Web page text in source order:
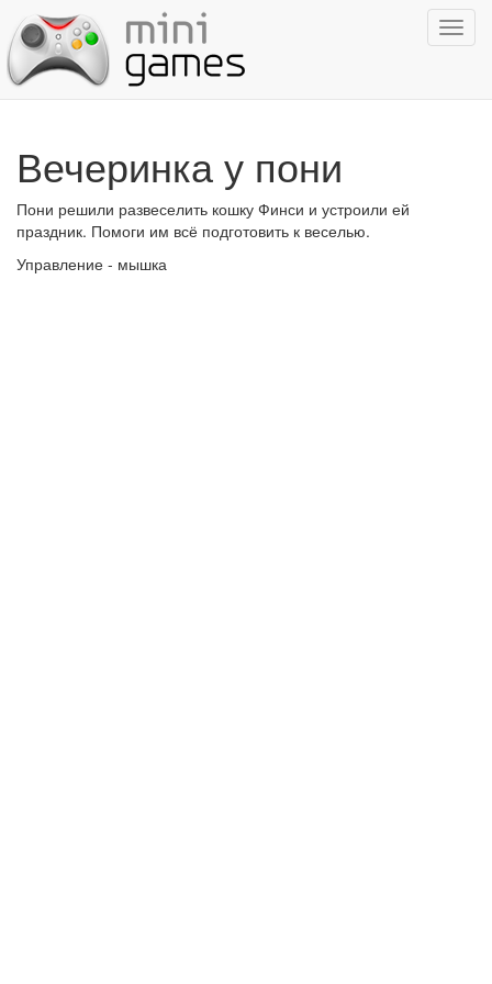
Вечеринка у пони
Пони решили развеселить кошку Финси и устроили ей
праздник. Помоги им всё подготовить к веселью.
Управление - мышка